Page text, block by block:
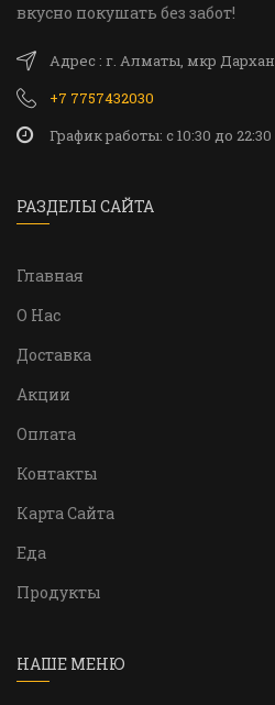
вкусно покушать без забот!
Адрес : г. Алматы, мкр Дархан
+7 7757432030
График работы: c 10:30 до 22:30
РАЗДЕЛЫ САЙТА
Главная
О Нас
Доставка
Акции
Оплата
Контакты
Карта Сайта
Еда
Продукты
НАШЕ МЕНЮ